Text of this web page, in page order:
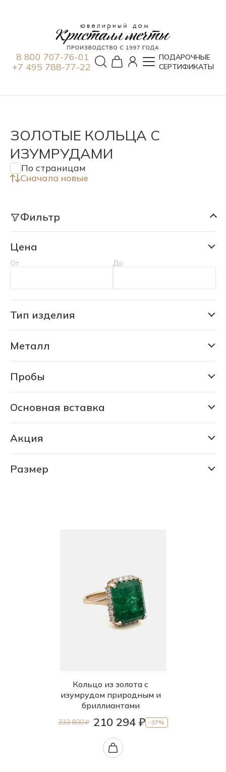
8 800 707-76-01
+7 495 788-77-22
ПОДАРОЧНЫЕ
СЕРТИФИКАТЫ
ЗОЛОТЫЕ КОЛЬЦА С
ИЗУМРУДАМИ
По страницам
Сначала новые
Фильтр
Цена
От До
Тип изделия
Металл
Пробы
375
585
750
Основная вставка
Изумруд природный уральский
Акция
СКИДКА 75% (1141 шт)
Размер
Кольцо из золота с
изумрудом природным и
бриллиантами
333 800 ₽ 210 294 ₽ -37%